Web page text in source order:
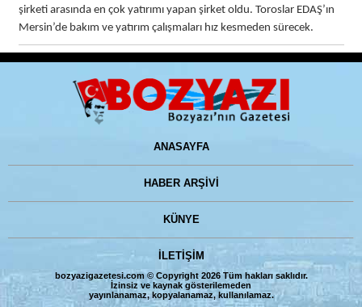
şirketi arasında en çok yatırımı yapan şirket oldu. Toroslar EDAŞ’ın
Mersin’de bakım ve yatırım çalışmaları hız kesmeden sürecek.
ANASAYFA
HABER ARŞİVİ
KÜNYE
İLETİŞİM
bozyazigazetesi.com © Copyright 2026 Tüm hakları saklıdır.
İzinsiz ve kaynak gösterilemeden
yayınlanamaz, kopyalanamaz, kullanılamaz.